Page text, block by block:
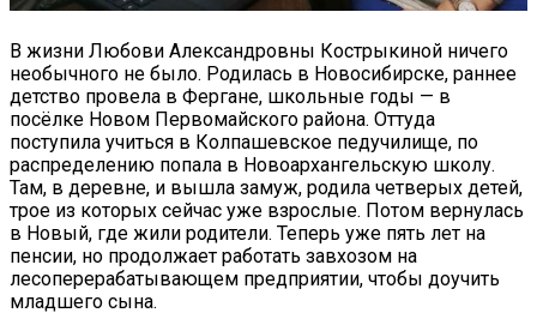
В жизни Любови Александровны Кострыкиной ничего
необычного не было. Родилась в Новосибирске, раннее
детство провела в Фергане, школьные годы — в
посёлке Новом Первомайского района. Оттуда
поступила учиться в Колпашевское педучилище, по
распределению попала в Новоархангельскую школу.
Там, в деревне, и вышла замуж, родила четверых детей,
трое из которых сейчас уже взрослые. Потом вернулась
в Новый, где жили родители. Теперь уже пять лет на
пенсии, но продолжает работать завхозом на
лесоперерабатывающем предприятии, чтобы доучить
младшего сына.